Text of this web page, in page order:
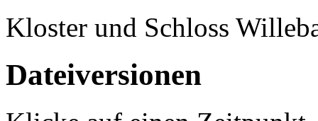
Kloster und Schloss
Dateiversionen